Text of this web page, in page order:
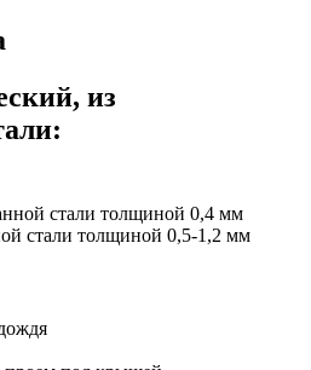
из
стали толщиной 0,4 мм
стали толщиной 0,5-1,2 мм